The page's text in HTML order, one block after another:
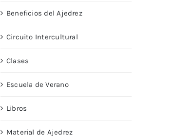
Beneficios del Ajedrez
Circuito Intercultural
Clases
Escuela de Verano
Libros
Material de Ajedrez